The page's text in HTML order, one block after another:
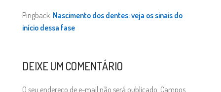
Pingback: Nascimento dos dentes: veja os sinais do
início dessa fase
DEIXE UM COMENTÁRIO
O seu endereço de e-mail não será publicado. Campos